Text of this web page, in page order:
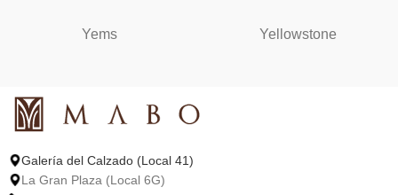
Yems Yellowstone
Galería del Calzado (Local 41)
La Gran Plaza (Local 6G)